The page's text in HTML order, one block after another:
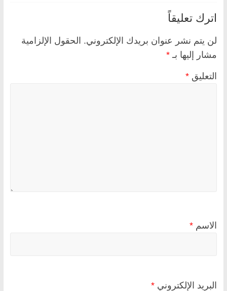
اترك تعليقاً
لن يتم نشر عنوان بريدك الإلكتروني. الحقول الإلزامية
مشار إليها بـ *
التعليق *
الاسم *
البريد الإلكتروني *